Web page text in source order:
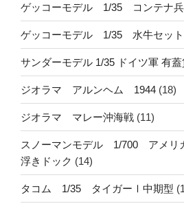
ゲッコーモデル 1/35 コンテナ
ゲッコーモデル 1/35 水牛セット
サンダーモデル 1/35 ドイツ軍 有
ジオラマ アルンヘム 1944 (18)
ジオラマ マレー沖海戦 (11)
スノーマンモデル 1/700 アメリ
浮きドック (14)
タコム 1/35 タイガーⅠ中期型